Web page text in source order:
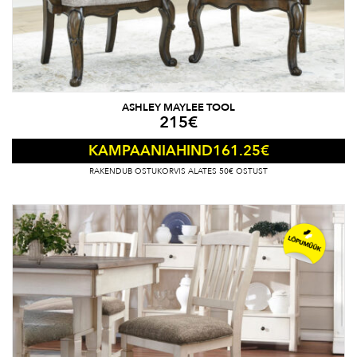
ASHLEY MAYLEE TOOL
215€
KAMPAANIAHIND161.25€
RAKENDUB OSTUKORVIS ALATES 50€ OSTUST